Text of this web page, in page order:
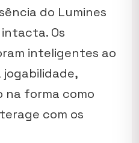
do Lumines
Os
inteligentes ao
na forma como
com os